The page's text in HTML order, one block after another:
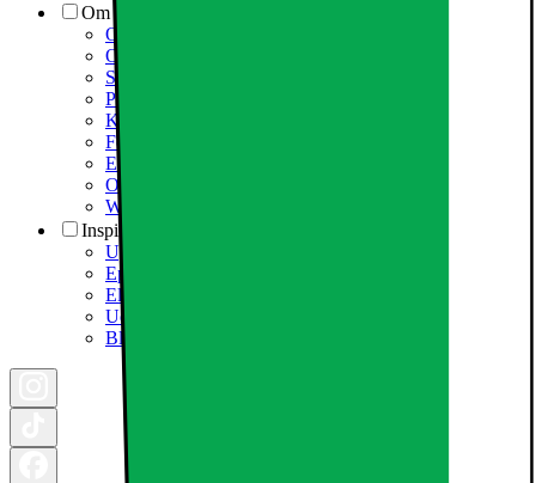
Om Elgiganten
Om Elkjøp Nordic
Om Elgiganten
Samfundsansvar
Presseinformation
Karriere i Elgiganten
Fødevarestyrelsen smiley
Elgigantens Kundeklub
Om Elgiganten Erhverv
Whistleblowing i organisationen
Inspiration
Ugens tilbud - og andre gode priser
Epoq køkken & bryggers
Elgigantens Magasin
Udsalg
Black Friday 2026